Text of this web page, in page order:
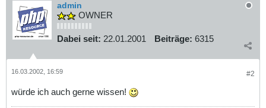
admin
OWNER
Dabei seit: 22.01.2001 Beiträge: 6315
#2
16.03.2002, 16:59
würde ich auch gerne wissen!